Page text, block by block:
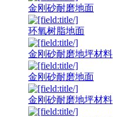
金刚砂耐磨地面
环氧树脂地面
金刚砂耐磨地坪材料
金刚砂耐磨地面
金刚砂耐磨地坪材料